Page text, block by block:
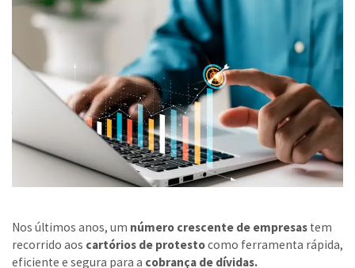
Nos últimos anos, um número crescente de empresas tem
recorrido aos cartórios de protestocomo ferramenta rápida,
eficiente e segura para a cobrança de dívidas.